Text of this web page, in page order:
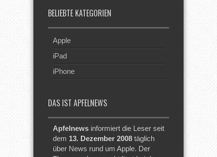
BELIEBTE KATEGORIEN
Apple
iPad
iPhone
DAS IST APFELNEWS
Apfelnews informiert die Leser seit
dem 13. Dezember 2008 täglich
über News rund um Apple. Der